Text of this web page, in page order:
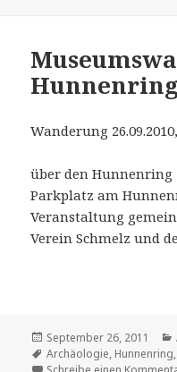
Wanderung
über den Hunnenring
Parkplatz am
Veranstaltung
Verein Schmelz und
Veröffentlicht
am
September 26, 2011
Schlagwörter
Archäologie, Hunnenring